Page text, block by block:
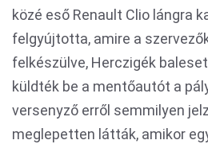
közé eső Renault Clio lángra
felgyújtotta, amire a
felkészülve, Herczigék
küldték be a mentőautót a
versenyző erről semmilyen
meglepetten látták, amikor